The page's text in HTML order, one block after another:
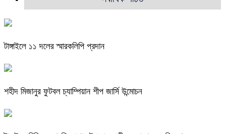
টাঙ্গাইলে ১১ দলের স্মারকলিপি প্রদান
শহীদ মিজানুর ফুটবল চ্যাম্পিয়ান শীপ জার্সি উন্মোচন